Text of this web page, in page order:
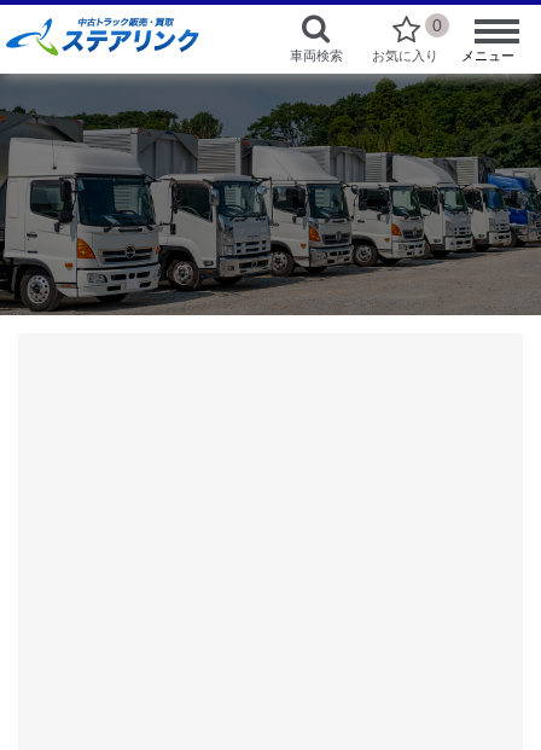
車両検索
0
お気に入り メニュー